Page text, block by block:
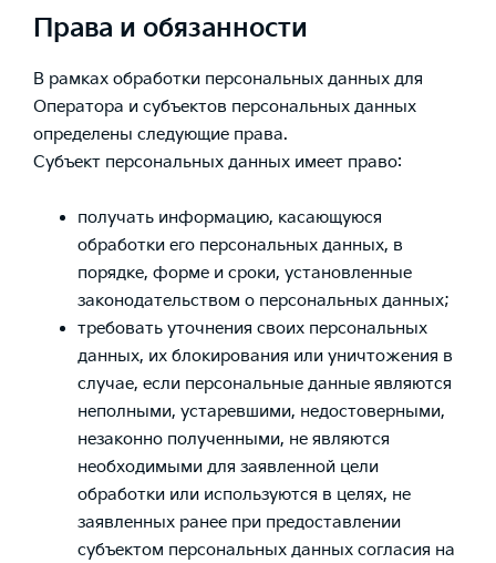
Права и обязанности
В рамках обработки персональных данных для
Оператора и субъектов персональных данных
определены следующие права.
Субъект персональных данных имеет право:
получать информацию, касающуюся
обработки его персональных данных, в
порядке, форме и сроки, установленные
законодательством о персональных данных;
требовать уточнения своих персональных
данных, их блокирования или уничтожения в
случае, если персональные данные являются
неполными, устаревшими, недостоверными,
незаконно полученными, не являются
необходимыми для заявленной цели
обработки или используются в целях, не
заявленных ранее при предоставлении
субъектом персональных данных согласия на